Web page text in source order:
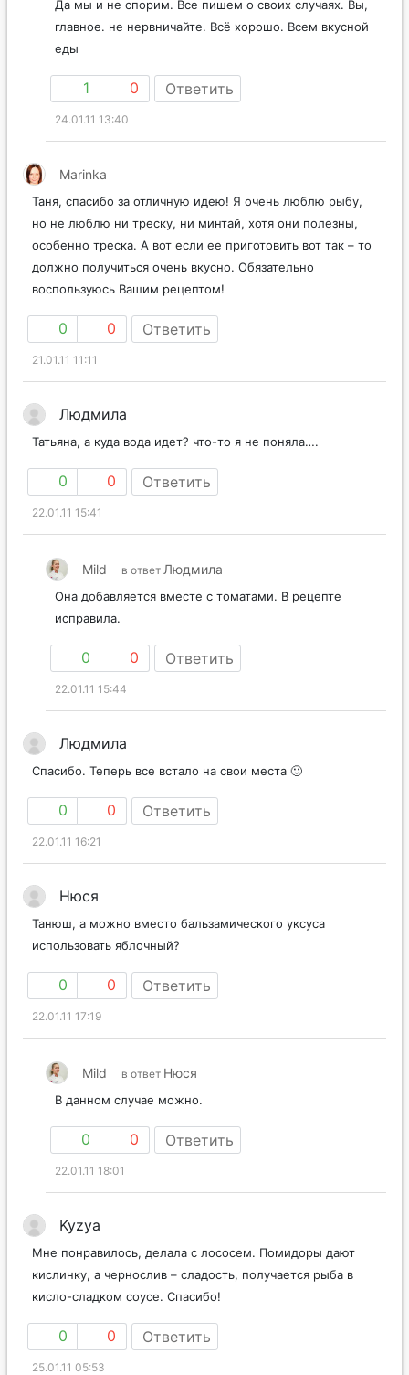
Да мы и не спорим. Все пишем о своих случаях. Вы,
главное. не нервничайте. Всё хорошо. Всем вкусной
еды
1 0 Ответить
24.01.11 13:40
Marinka
Таня, спасибо за отличную идею! Я очень люблю рыбу,
но не люблю ни треску, ни минтай, хотя они полезны,
особенно треска. А вот если ее приготовить вот так – то
должно получиться очень вкусно. Обязательно
воспользуюсь Вашим рецептом!
0 0 Ответить
21.01.11 11:11
Людмила
Татьяна, а куда вода идет? что-то я не поняла….
0 0 Ответить
22.01.11 15:41
Mild в ответ Людмила
Она добавляется вместе с томатами. В рецепте
исправила.
0 0 Ответить
22.01.11 15:44
Людмила
Спасибо. Теперь все встало на свои места 🙂
0 0 Ответить
22.01.11 16:21
Нюся
Танюш, а можно вместо бальзамического уксуса
использовать яблочный?
0 0 Ответить
22.01.11 17:19
Mild в ответ Нюся
В данном случае можно.
0 0 Ответить
22.01.11 18:01
Kyzya
Мне понравилось, делала с лососем. Помидоры дают
кислинку, а чернослив – сладость, получается рыба в
кисло-сладком соусе. Спасибо!
0 0 Ответить
25.01.11 05:53